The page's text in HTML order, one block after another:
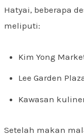
Hatyai, beberapa
meliputi:
Kim Yong
Lee Garden
Kawasan
Setelah makan